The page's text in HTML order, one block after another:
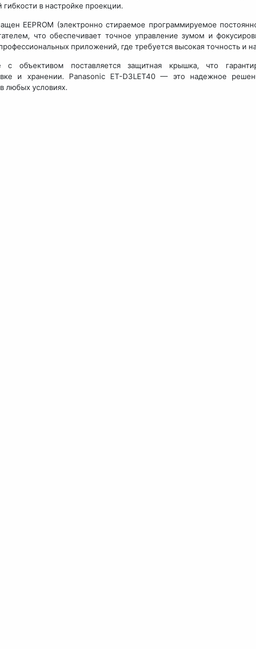
гибкости в настройке проекции.
EEPROM (электронно стираемое программируемое
что обеспечивает точное управление зумом и
приложений, где требуется высокая точность и
с объективом поставляется защитная крышка, что
и хранении. Panasonic ET-D3LET40 — это надежное
любых условиях.